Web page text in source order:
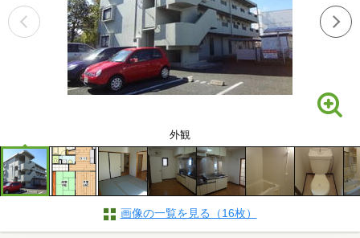
外観
画像の一覧を見る（16枚）